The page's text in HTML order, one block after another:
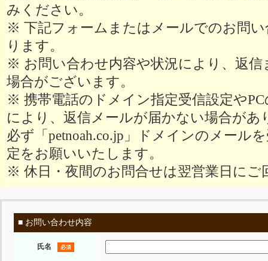
みください。
※ 下記フォームまたはメールでのお問
ります。
※ お問い合わせ内容や状況により、返
場合がございます。
※ 携帯電話のドメイン指定受信設定や
により、返信メールが届かない場合があ
必ず「petnoah.co.jp」ドメインのメール
定をお願いいたします。
※ 休日・夜間のお問合せは翌営業日にご
■ お問い合わせ内容
氏名 必須